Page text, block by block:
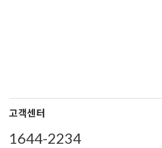
고객센터
1644-2234